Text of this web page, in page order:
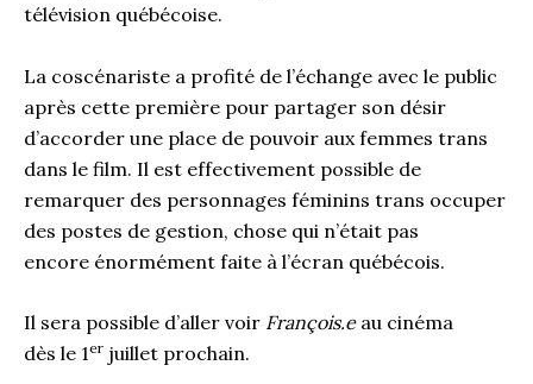
télévision québécoise.
La coscénariste a profité de l’échange avec le public
après cette première pour partager son désir
d’accorder une place de pouvoir aux femmes trans
dans le film. Il est effectivement possible de
remarquer des personnages féminins trans occuper
des postes de gestion, chose qui n’était pas
encore énormément faite à l’écran québécois.
Il sera possible d’aller voir François.eau cinéma
dès le 1er juillet prochain.